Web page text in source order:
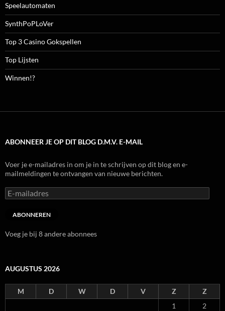
Speelautomaten
SynthPoPLoVer
Top 3 Casino Gokspellen
Top Lijsten
Winnen!?
ABONNEER JE OP DIT BLOG D.M.V. E-MAIL
Voer je e-mailadres in om je in te schrijven op dit blog en e-
mailmeldingen te ontvangen van nieuwe berichten.
E-
mailadres
ABONNEREN
Voeg je bij 8 andere abonnees
AUGUSTUS 2026
M D W D V Z
Z
1
2